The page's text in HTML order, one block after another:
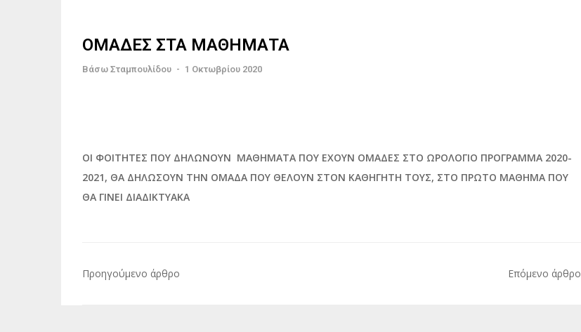
ΟΜΑΔΕΣ ΣΤΑ ΜΑΘΗΜΑΤΑ
Βάσω Σταμπουλίδου - 1 Οκτωβρίου 2020
ΟΙ ΦΟΙΤΗΤΕΣ ΠΟΥ ΔΗΛΩΝΟΥΝ ΜΑΘΗΜΑΤΑ ΠΟΥ ΕΧΟΥΝ ΟΜΑΔΕΣ ΣΤΟ ΩΡΟΛΟΓΙΟ ΠΡΟΓΡΑΜΜΑ 2020-
2021, ΘΑ ΔΗΛΩΣΟΥΝ ΤΗΝ ΟΜΑΔΑ ΠΟΥ ΘΕΛΟΥΝ ΣΤΟΝ ΚΑΘΗΓΗΤΗ ΤΟΥΣ, ΣΤΟ ΠΡΩΤΟ ΜΑΘΗΜΑ ΠΟΥ
ΘΑ ΓΙΝΕΙ ΔΙΑΔΙΚΤΥΑΚΑ
Πλοήγηση
Προηγούμενο άρθρο Επόμενο άρθρο